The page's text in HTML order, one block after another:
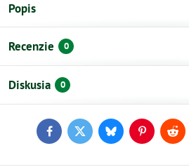
Popis
Recenzie 0
Diskusia 0
FacebookTwitterBlueskyPinterest